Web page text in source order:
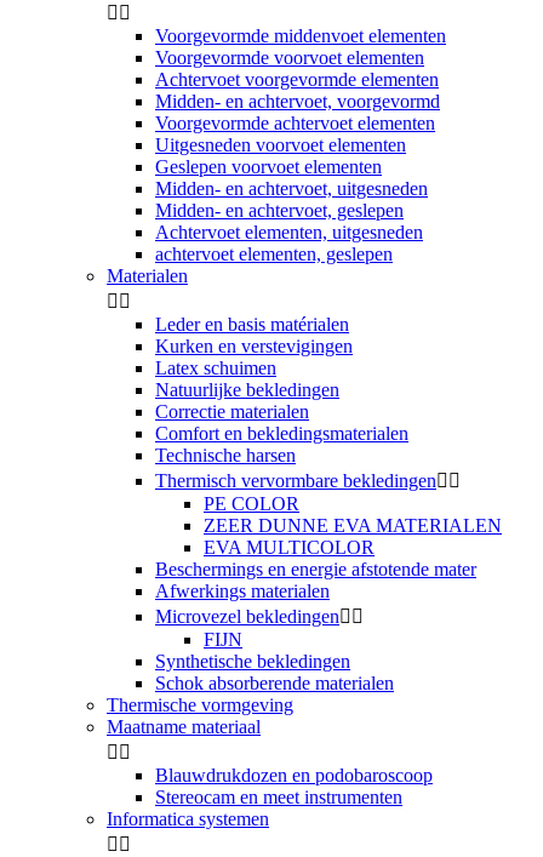
 
Voorgevormde middenvoet elementen
Voorgevormde voorvoet elementen
Achtervoet voorgevormde elementen
Midden- en achtervoet, voorgevormd
Voorgevormde achtervoet elementen
Uitgesneden voorvoet elementen
Geslepen voorvoet elementen
Midden- en achtervoet, uitgesneden
Midden- en achtervoet, geslepen
Achtervoet elementen, uitgesneden
achtervoet elementen, geslepen
Materialen
 
Leder en basis matérialen
Kurken en verstevigingen
Latex schuimen
Natuurlijke bekledingen
Correctie materialen
Comfort en bekledingsmaterialen
Technische harsen
Thermisch vervormbare bekledingen 
PE COLOR
ZEER DUNNE EVA MATERIALEN
EVA MULTICOLOR
Beschermings en energie afstotende mater
Afwerkings materialen
Microvezel bekledingen 
FIJN
Synthetische bekledingen
Schok absorberende materialen
Thermische vormgeving
Maatname materiaal
 
Blauwdrukdozen en podobaroscoop
Stereocam en meet instrumenten
Informatica systemen
 